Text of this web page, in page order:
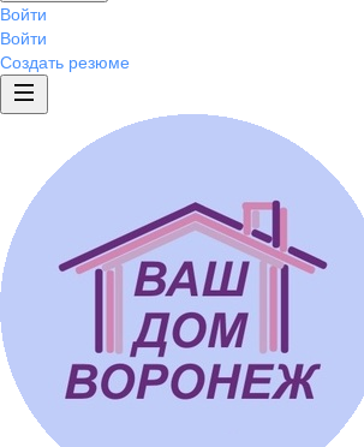
Войти
Войти
Создать резюме